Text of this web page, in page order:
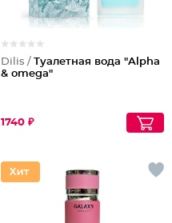
Dilis / Туалетная вода "Alpha
& omega"
1740 ₽